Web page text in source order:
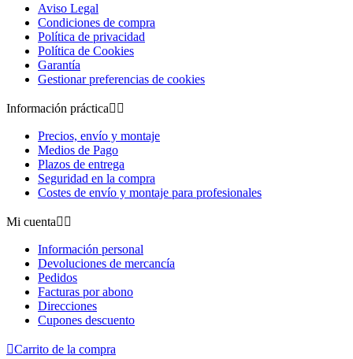
Aviso Legal
Condiciones de compra
Política de privacidad
Política de Cookies
Garantía
Gestionar preferencias de cookies
Información práctica 
Precios, envío y montaje
Medios de Pago
Plazos de entrega
Seguridad en la compra
Costes de envío y montaje para profesionales
Mi cuenta 
Información personal
Devoluciones de mercancía
Pedidos
Facturas por abono
Direcciones
Cupones descuento
Carrito de la compra